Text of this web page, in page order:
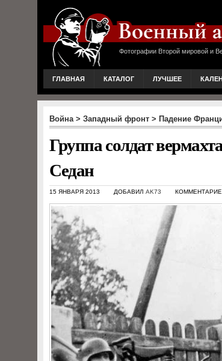
Фотографии Второй мировой и
ГЛАВНАЯ КАТАЛОГ ЛУЧШЕЕ
Война> Западный фронт > Падение
Группа солдат
Седан
15 ЯНВАРЯ 2013 ДОБАВИЛ AK73